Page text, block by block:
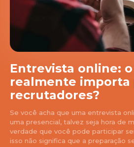
Entrevista online:
realmente importa
recrutadores?
Se você acha que uma entrevista
uma presencial, talvez seja hora de
verdade que você pode participar
isso não significa que a preparação